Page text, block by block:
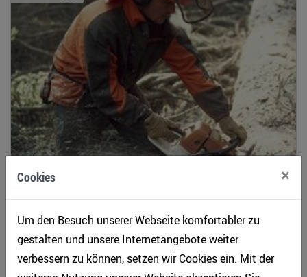
Cookies ×
Um den Besuch unserer Webseite komfortabler zu
gestalten und unsere Internetangebote weiter
verbessern zu können, setzen wir Cookies ein. Mit der
Mehr Infos Download
211-018.jpg